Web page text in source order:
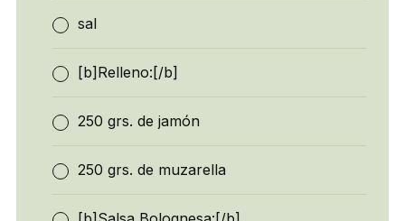
sal
[b]Relleno:[/b]
250 grs. de jamón
250 grs. de muzarella